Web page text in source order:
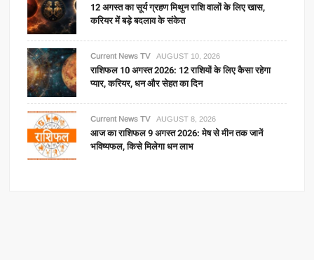
12 अगस्त का सूर्य ग्रहण मिथुन राशि वालों के लिए खास,
करियर में बड़े बदलाव के संकेत
Current News TV AUGUST 10, 2026
राशिफल 10 अगस्त 2026: 12 राशियों के लिए कैसा रहेगा
प्यार, करियर, धन और सेहत का दिन
Current News TV AUGUST 8, 2026
आज का राशिफल 9 अगस्त 2026: मेष से मीन तक जानें
भविष्यफल, किसे मिलेगा धन लाभ